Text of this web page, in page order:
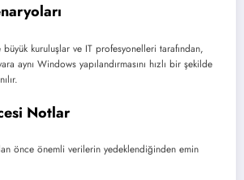
kuruluşlar ve IT profesyonelleri tarafından,
aynı Windows yapılandırmasını hızlı bir şekilde
Notlar
önce önemli verilerin yedeklendiğinden emin